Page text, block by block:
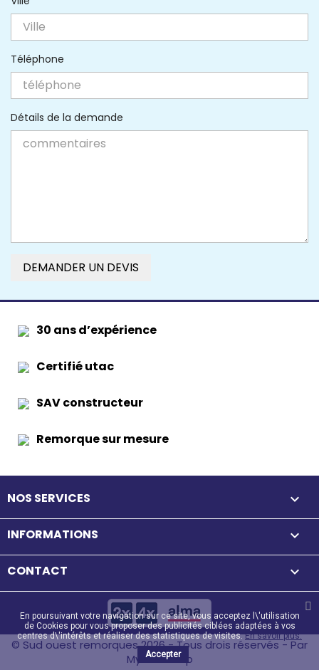
Téléphone
Détails de la demande
DEMANDER UN DEVIS
30 ans d’expérience
Certifié utac
SAV constructeur
Remorque sur mesure
NOS SERVICES 
INFORMATIONS 
CONTACT keyboard_arrow_down
© Sud ouest remorques 2026 - Tous drois réservés - Par
MyWebShop
En poursuivant votre navigation sur ce site, vous acceptez l\'utilisation
de Cookies pour vous proposer des publicités ciblées adaptées à vos
centres d\'intérêts et réaliser des statistiques de visites.En savoir plus.
Accepter